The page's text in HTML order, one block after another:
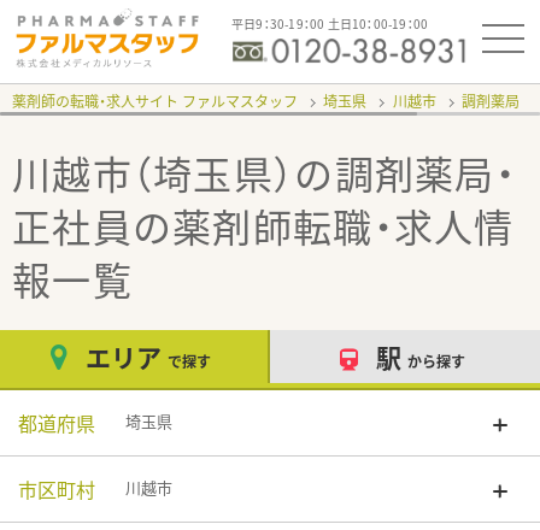
平日9：30-19：00 土日10：00-19：00
薬剤師の転職・求人サイト ファルマスタッフ 埼玉県 川越市 調剤薬局
川越市（埼玉県）の調剤薬局・
正社員の薬剤師転職・求人情
報一覧
エリア で探す 駅 から探す
都道府県 埼玉県
市区町村 川越市